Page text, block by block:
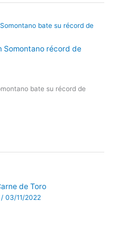
Somontano récord de
bate su récord de
de Toro
/ 03/11/2022